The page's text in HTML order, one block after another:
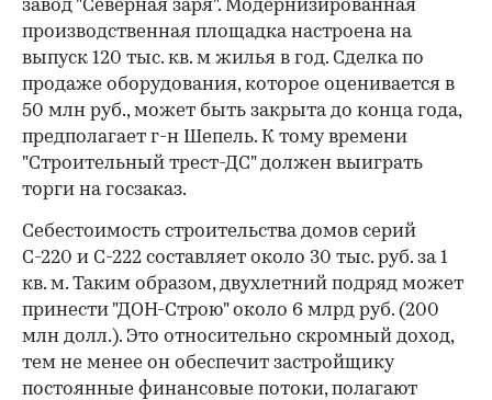
завод "Северная заря". Модернизированная
производственная площадка настроена на
выпуск 120 тыс. кв. м жилья в год. Сделка по
продаже оборудования, которое оценивается в
50 млн руб., может быть закрыта до конца года,
предполагает г-н Шепель. К тому времени
"Строительный трест-ДС" должен выиграть
торги на госзаказ.
Себестоимость строительства домов серий
С-220 и С-222 составляет около 30 тыс. руб. за 1
кв. м. Таким образом, двухлетний подряд может
принести "ДОН-Строю" около 6 млрд руб. (200
млн долл.). Это относительно скромный доход,
тем не менее он обеспечит застройщику
постоянные финансовые потоки, полагают